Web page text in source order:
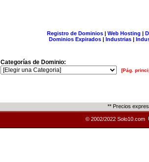
Registro de Dominios| Web Hosting |
Dominios Expirados | Industrias |
Categorías de Dominio:
[Pág.
** Precios
© 2002/2022 Solo10.com